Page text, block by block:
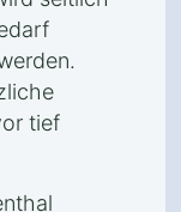
tief